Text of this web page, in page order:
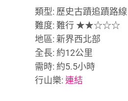
類型: 歷史古蹟追蹟路線
難度: 難行 ★★☆☆☆
地區: 新界西北部
全長: 約12公里
需時: 約5.5小時
行山樂:連結